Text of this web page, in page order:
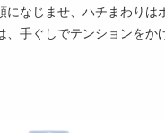
なじませ、ハチまわりは
手ぐしでテンションをか